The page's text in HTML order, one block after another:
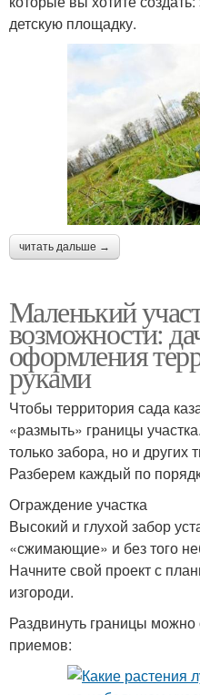
детскую площадку.
читать дальше →
Маленький
возможности:
оформления
руками
Чтобы территория сада
«размыть» границы
только забора, но и других
Разберем каждый по
Ограждение участка
Высокий и глухой забор
«сжимающие» и без того
Начните свой проект с
изгороди.
Раздвинуть границы
приемов: